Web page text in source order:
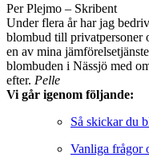
Per Plejmo – Skribent
Under flera år har jag
blombud till privatpersoner och
en av mina
blombuden i Nässjö med omnejd. Hoppas du hittar
efter. Pelle
Vi går igenom följande:
Så skickar du
Vanliga frågor